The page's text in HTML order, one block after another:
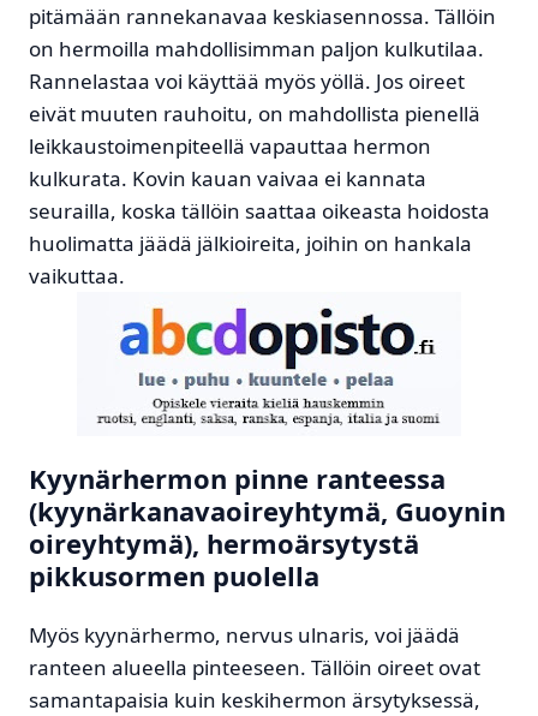
pitämään rannekanavaa keskiasennossa. Tällöin
on hermoilla mahdollisimman paljon kulkutilaa.
Rannelastaa voi käyttää myös yöllä. Jos oireet
eivät muuten rauhoitu, on mahdollista pienellä
leikkaustoimenpiteellä vapauttaa hermon
kulkurata. Kovin kauan vaivaa ei kannata
seurailla, koska tällöin saattaa oikeasta hoidosta
huolimatta jäädä jälkioireita, joihin on hankala
vaikuttaa.
Kyynärhermon pinne ranteessa
(kyynärkanavaoireyhtymä, Guoynin
oireyhtymä), hermoärsytystä
pikkusormen puolella
Myös kyynärhermo, nervus ulnaris, voi jäädä
ranteen alueella pinteeseen. Tällöin oireet ovat
samantapaisia kuin keskihermon ärsytyksessä,